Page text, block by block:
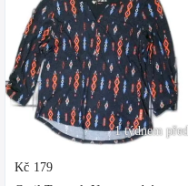
1 týdnem před
Kč 179